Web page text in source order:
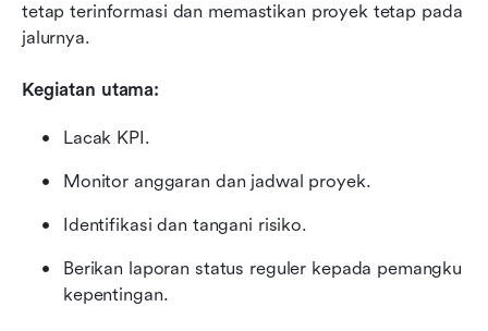
tetap terinformasi dan memastikan proyek tetap pada
jalurnya.
Kegiatan utama:
Lacak KPI.
Monitor anggaran dan jadwal proyek.
Identifikasi dan tangani risiko.
Berikan laporan status reguler kepada pemangku
kepentingan.